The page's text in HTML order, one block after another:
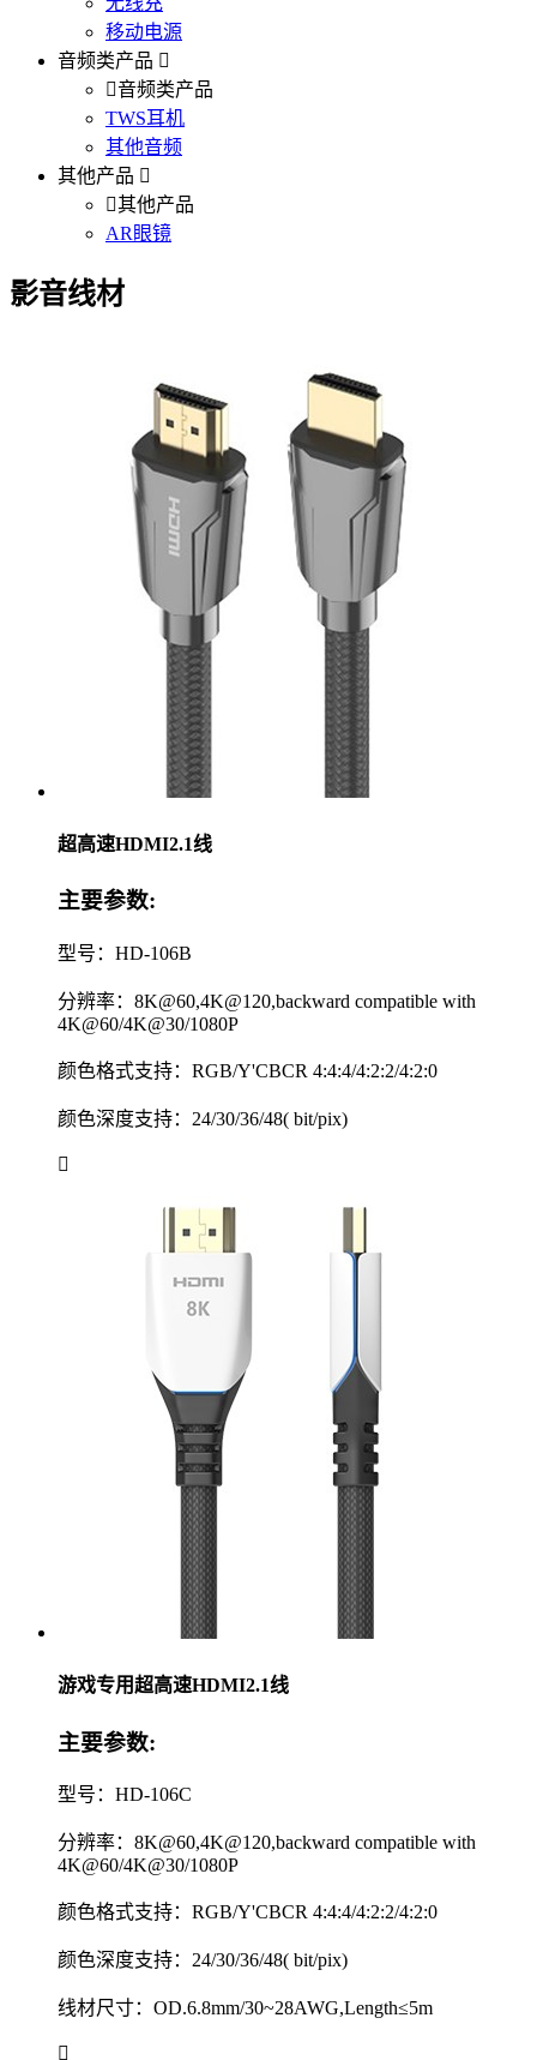
移动电源
音频类产品
音频类产品
TWS耳机
其他音频
其他产品
其他产品
AR眼镜
影音线材
超高速HDMI2.1线
主要参数:
型号：HD-106B
分辨率：8K@60,4K@120,backward compatible with
4K@60/4K@30/1080P
颜色格式支持：RGB/Y'CBCR 4:4:4/4:2:2/4:2:0
颜色深度支持：24/30/36/48( bit/pix)
游戏专用超高速HDMI2.1线
主要参数:
型号：HD-106C
分辨率：8K@60,4K@120,backward compatible with
4K@60/4K@30/1080P
颜色格式支持：RGB/Y'CBCR 4:4:4/4:2:2/4:2:0
颜色深度支持：24/30/36/48( bit/pix)
线材尺寸：OD.6.8mm/30~28AWG,Length≤5m